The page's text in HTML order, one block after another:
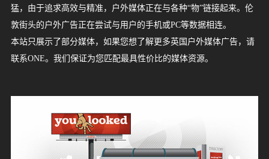
国
基
斯
坦
加
坡
来
西
亚
国
本
国
南
甸
律
宾
埔
寨
挝
度
度
尼
西
亚
色
列
耳
其
塔
尔
拉
伯
联
合
长
国
古
国
萨
克
斯
坦
特
阿
拉
伯
兹
别
克
斯
威
特
林
鲁
吉
亚
罗
斯
国
国
国
大
利
班
牙
士
典
萄
牙
利
时
兰
尔
兰
兰
岛
脱
维
亚
牙
利
腊
俄
罗
斯
克
兰
加
利
亚
兰
麦
马
尼
亚
大
利
亚
西
兰
非
桑
尼
亚
里
求
斯
茨
瓦
纳
隆
迪
巴
布
韦
日
利
亚
干
达
及
塞
俄
比
亚
纳
尼
亚
比
亚
哥
拉
国
拿
大
西
哥
伦
比
亚
西
根
廷
利
务
觉
效
视
觉
媒
体
猛，由于追求高效与精准，户外媒体正在与各种“物”链接起来。伦
敦街头的户外广告正在尝试与用户的手机或PC等数据相连。
本站只展示了部分媒体，如果您想了解更多英国户外媒体广告，请
联系ONE。我们保证为您匹配最具性价比的媒体资源。